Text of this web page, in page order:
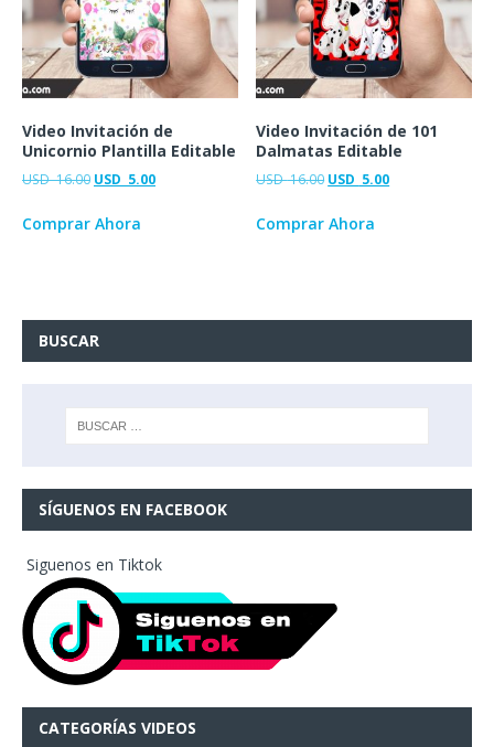
Video Invitación de
Unicornio Plantilla Editable
USD16.00 USD 5.00
Comprar Ahora
Video Invitación de 101
Dalmatas Editable
USD16.00 USD 5.00
Comprar Ahora
BUSCAR
SÍGUENOS EN FACEBOOK
Siguenos en Tiktok
CATEGORÍAS VIDEOS